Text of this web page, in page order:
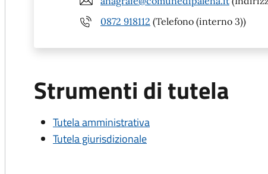
0872 918112 (Telefono (interno 3))
Strumenti di tutela
Tutela amministrativa
Tutela giurisdizionale